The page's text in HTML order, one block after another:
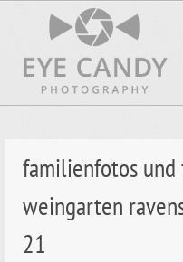
familienfotos
weingarten
21